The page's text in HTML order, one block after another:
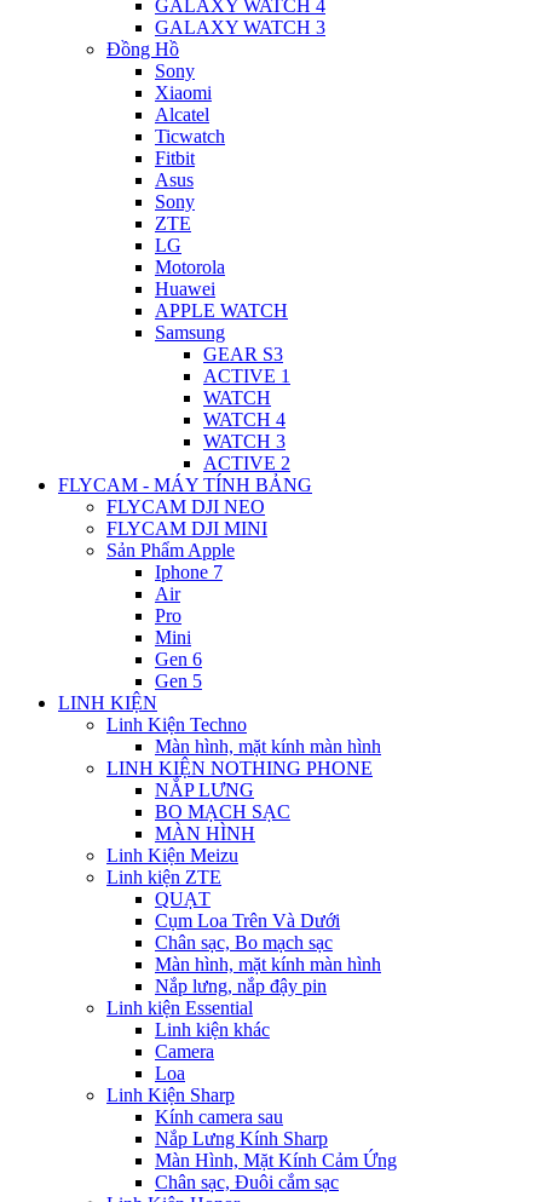
GALAXY WATCH 4
GALAXY WATCH 3
Đồng Hồ
Sony
Xiaomi
Alcatel
Ticwatch
Fitbit
Asus
Sony
ZTE
LG
Motorola
Huawei
APPLE WATCH
Samsung
GEAR S3
ACTIVE 1
WATCH
WATCH 4
WATCH 3
ACTIVE 2
FLYCAM - MÁY TÍNH BẢNG
FLYCAM DJI NEO
FLYCAM DJI MINI
Sản Phẩm Apple
Iphone 7
Air
Pro
Mini
Gen 6
Gen 5
LINH KIỆN
Linh Kiện Techno
Màn hình, mặt kính màn hình
LINH KIỆN NOTHING PHONE
NẮP LƯNG
BO MẠCH SẠC
MÀN HÌNH
Linh Kiện Meizu
Linh kiện ZTE
QUẠT
Cụm Loa Trên Và Dưới
Chân sạc, Bo mạch sạc
Màn hình, mặt kính màn hình
Nắp lưng, nắp đậy pin
Linh kiện Essential
Linh kiện khác
Camera
Loa
Linh Kiện Sharp
Kính camera sau
Nắp Lưng Kính Sharp
Màn Hình, Mặt Kính Cảm Ứng
Chân sạc, Đuôi cắm sạc